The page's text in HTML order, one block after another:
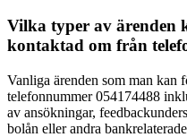
Vilka typer av ärenden
kontaktad om från
Vanliga ärenden som man kan
telefonnummer 054174488
av ansökningar,
bolån eller andra